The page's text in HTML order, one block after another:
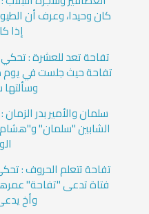
كان وحيدا، وعرف أن
إذا
تفاحة تعد للعشرة :
تفاحة حيث جلست في
سلمان والأمير بدر
الشابين "سلمان" و"هشام"
تفاحة تتعلم الحروف :
فتاة تدعى "تفاحة"
وأخ